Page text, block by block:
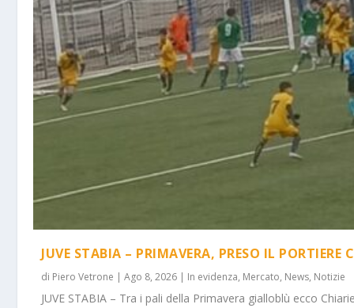
JUVE STABIA – PRIMAVERA, PRESO IL PORTIERE
di Piero Vetrone |Ago 8, 2026 | In evidenza, Mercato, News, Notizie
JUVE STABIA – Tra i pali della Primavera gialloblù ecco